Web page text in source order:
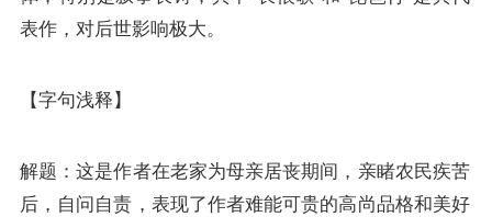
表作，对后世影响极大。
【字句浅释】
解题：这是作者在老家为母亲居丧期间，亲睹农民疾苦
后，自问自责，表现了作者难能可贵的高尚品格和美好